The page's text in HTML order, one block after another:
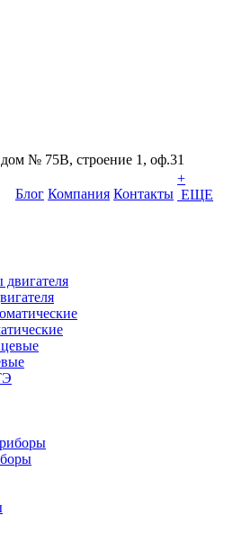
№ 75В, строение 1, оф.31
Блог Компания Контакты
+
ЕЩЕ